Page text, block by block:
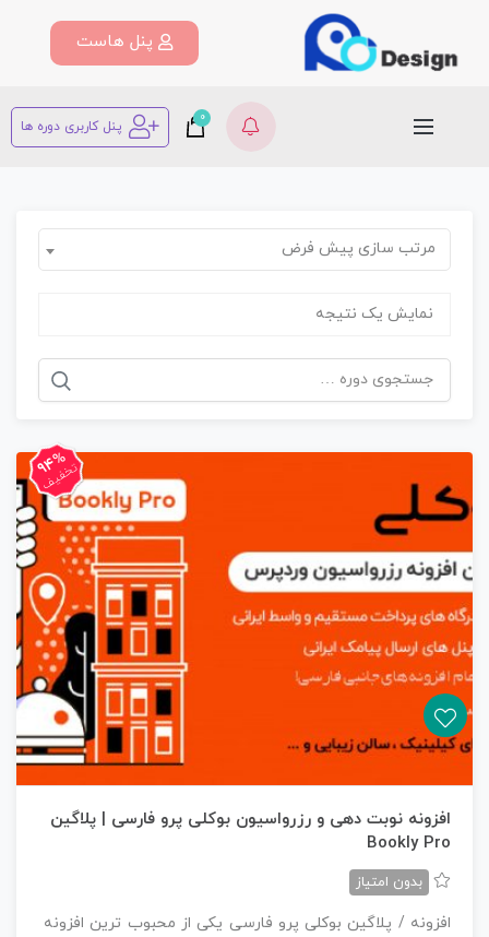
پنل هاست
0 پنل کاربری دوره ها
مرتب سازی پیش فرض
نمایش یک نتیجه
94%
تخفیف
افزونه نوبت دهی و رزرواسیون بوکلی پرو فارسی | پلاگین
Bookly Pro
بدون امتیاز
افزونه / پلاگین بوکلی پرو فارسی یکی از محبوب ترین افزونه